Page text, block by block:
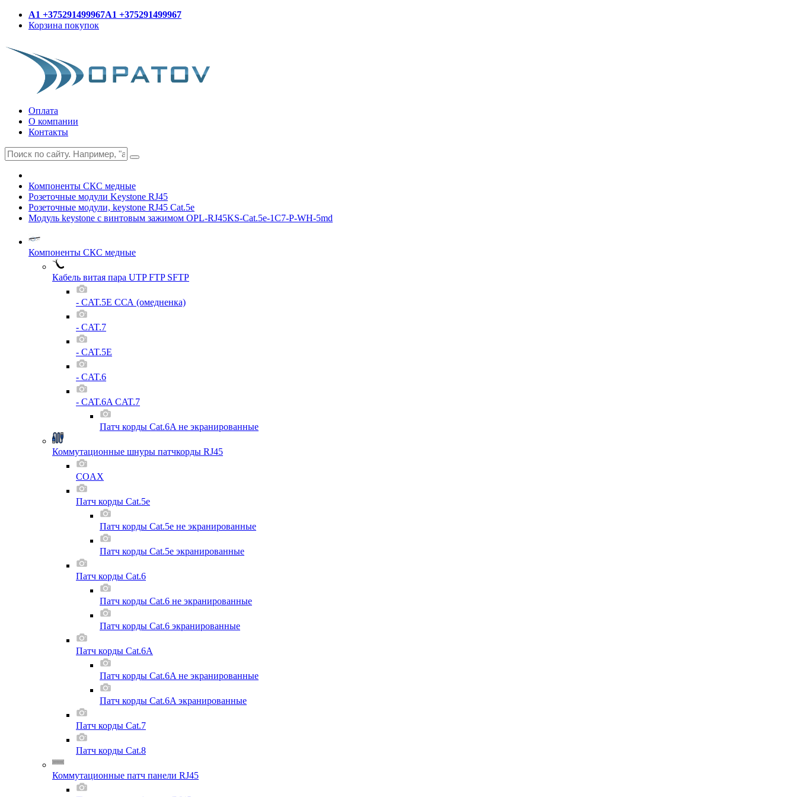
A1 +375291499967A1 +375291499967
Корзина покупок
Оплата
О компании
Контакты
Компоненты СКС медные
Розеточные модули Keystone RJ45
Розеточные модули, keystone RJ45 Cat.5e
Модуль keystone с винтовым зажимом OPL-RJ45KS-Cat.5e-1С7-P-WH-5md
Компоненты СКС медные
Кабель витая пара UTP FTP SFTP
- CAT.5E ССА (омедненка)
- CAT.7
- CAT.5E
- CAT.6
- CAT.6A CAT.7
Патч корды Cat.6A не экранированные
Коммутационные шнуры патчкорды RJ45
COAX
Патч корды Cat.5e
Патч корды Cat.5e не экранированные
Патч корды Cat.5e экранированные
Патч корды Cat.6
Патч корды Cat.6 не экранированные
Патч корды Cat.6 экранированные
Патч корды Cat.6A
Патч корды Cat.6A не экранированные
Патч корды Cat.6A экранированные
Патч корды Cat.7
Патч корды Cat.8
Коммутационные патч панели RJ45